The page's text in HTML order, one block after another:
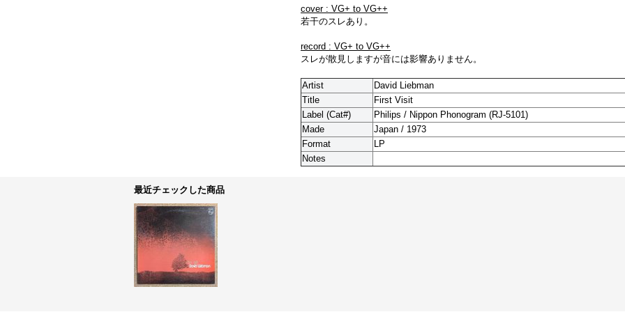
cover : VG+ to VG++
若干のスレあり。
record : VG+ to VG++
スレが散見しますが音には影響ありません。
Artist
David Liebman
Title
First Visit
Label (Cat#)
Philips / Nippon Phonogram (RJ-5101)
Made
Japan / 1973
Format
LP
Notes
最近チェックした商品